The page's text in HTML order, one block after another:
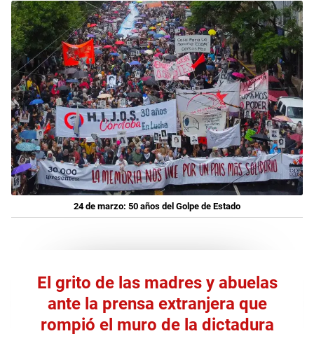
24 de marzo: 50 años del Golpe de Estado
El grito de las madres y abuelas
ante la prensa extranjera que
rompió el muro de la dictadura